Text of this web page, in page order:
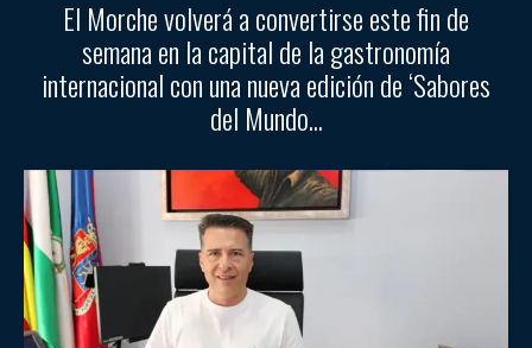
El Morche volverá a convertirse este fin de
semana en la capital de la gastronomía
internacional con una nueva edición de ‘Sabores
del Mundo...